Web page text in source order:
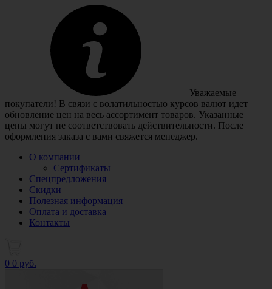
Уважаемые
покупатели! В связи с волатильностью курсов валют идет
обновление цен на весь ассортимент товаров. Указанные
цены могут не соответствовать действительности. После
оформления заказа с вами свяжется менеджер.
О компании
Сертификаты
Спецпредложения
Скидки
Полезная информация
Оплата и доставка
Контакты
0 0 руб.